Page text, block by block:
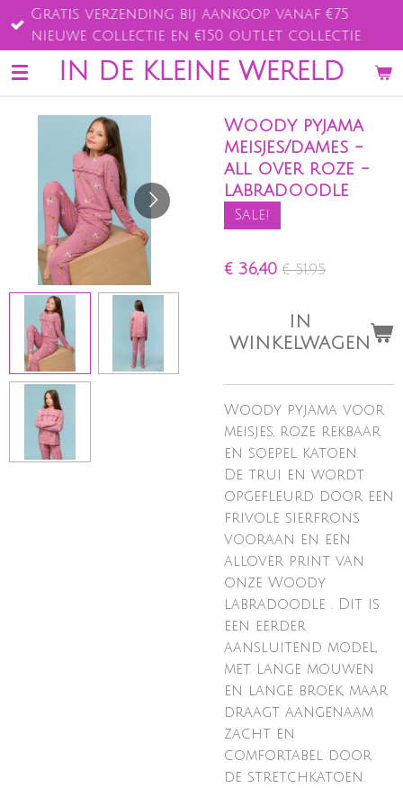
Ga
direct
naar
de
IN DE KLEINE WERELD
Gratis verzending bij aankoop vanaf €75
nieuwe collectie en €150 outlet collectie
Woody pyjama
meisjes/dames -
all over roze -
labradoodle
Sale!
€ 36,40 € 51,95
IN
WINKELWAGEN
Woody pyjama voor
meisjes, roze rekbaar
en soepel katoen.
De trui en wordt
opgefleurd door een
frivole sierfrons
vooraan en een
allover print van
onze Woody
labradoodle . Dit is
een eerder
aansluitend model,
met lange mouwen
en lange broek, maar
draagt aangenaam
zacht en
comfortabel door
de stretchkatoen.